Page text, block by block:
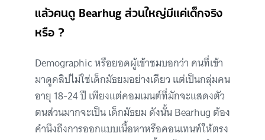
แล้วคนดู Bearhug ส่วนใหญ่มีแค่เด็กจริง
หรือ ?
Demographic หรือยอดผู้เข้าชมบอกว่า คนที่เข้า
มาดูคลิปไม่ใช่เด็กมัธยมอย่างเดียว แต่เป็นกลุ่มคน
อายุ 18-24 ปี เพียงแต่คอมเมนต์ที่มักจะแสดงตัว
ตนส่วนมากจะเป็น เด็กมัธยม ดังนั้น Bearhug ต้อง
คำนึงถึงการออกแบบเนื้อหาหรือคอนเทนท์ให้ตรง